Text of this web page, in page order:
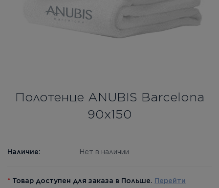
Бесплатная консультация
Полотенце ANUBIS Barcelona
90x150
Наличие: Нет в наличии
* Товар доступен для заказа в Польше. Перейти